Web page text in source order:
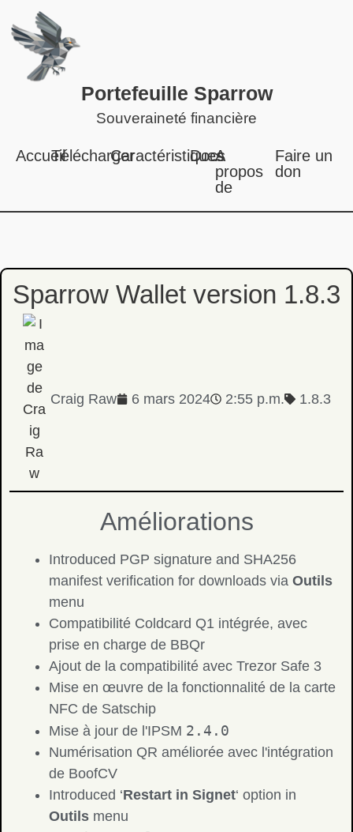
Portefeuille Sparrow
Souveraineté financière
AccueilTéléchargerCaractéristiques
Docs
A
propos
de
Faire un
don
Sparrow Wallet version 1.8.3
Craig Raw 6 mars 2024 2:55 p.m. 1.8.3
Améliorations
Introduced PGP signature and SHA256
manifest verification for downloads via Outils
menu
Compatibilité Coldcard Q1 intégrée, avec
prise en charge de BBQr
Ajout de la compatibilité avec Trezor Safe 3
Mise en œuvre de la fonctionnalité de la carte
NFC de Satschip
Mise à jour de l'IPSM 2.4.0
Numérisation QR améliorée avec l'intégration
de BoofCV
Introduced ‘Restart in Signet‘ option in
Outils menu